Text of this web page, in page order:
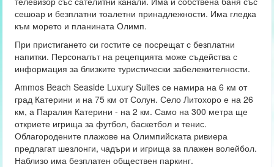
сешоар и безплатни тоалетни принадлежности. Има гледка
към морето и планината Олимп.
При пристигането си гостите се посрещат с безплатни
напитки. Персоналът на рецепцията може съдейства с
информация за близките туристически забележителности.
Ammos Beach Seaside Luxury Suites се намира на 6 км от
град Катерини и на 75 км от Солун. Село Литохоро е на 26
км, а Паралия Катерини - на 2 км. Само на 300 метра ще
откриете игрища за футбол, баскетбол и тенис.
Облагородените плажове на Олимпийската ривиера
предлагат шезлонги, чадъри и игрища за плажен волейбол.
Наблизо има безплатен обществен паркинг.